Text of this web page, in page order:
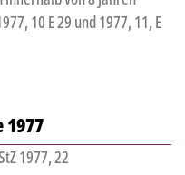
10 E 29 und 1977, 11, E
1977
1977, 22